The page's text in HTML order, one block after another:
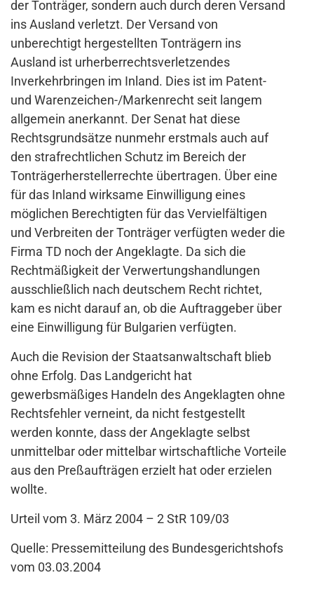
der Tonträger, sondern auch durch deren Versand
ins Ausland verletzt. Der Versand von
unberechtigt hergestellten Tonträgern ins
Ausland ist urherberrechtsverletzendes
Inverkehrbringen im Inland. Dies ist im Patent-
und Warenzeichen-/Markenrecht seit langem
allgemein anerkannt. Der Senat hat diese
Rechtsgrundsätze nunmehr erstmals auch auf
den strafrechtlichen Schutz im Bereich der
Tonträgerherstellerrechte übertragen. Über eine
für das Inland wirksame Einwilligung eines
möglichen Berechtigten für das Vervielfältigen
und Verbreiten der Tonträger verfügten weder die
Firma TD noch der Angeklagte. Da sich die
Rechtmäßigkeit der Verwertungshandlungen
ausschließlich nach deutschem Recht richtet,
kam es nicht darauf an, ob die Auftraggeber über
eine Einwilligung für Bulgarien verfügten.
Auch die Revision der Staatsanwaltschaft blieb
ohne Erfolg. Das Landgericht hat
gewerbsmäßiges Handeln des Angeklagten ohne
Rechtsfehler verneint, da nicht festgestellt
werden konnte, dass der Angeklagte selbst
unmittelbar oder mittelbar wirtschaftliche Vorteile
aus den Preßaufträgen erzielt hat oder erzielen
wollte.
Urteil vom 3. März 2004 – 2 StR 109/03
Quelle: Pressemitteilung des Bundesgerichtshofs
vom 03.03.2004